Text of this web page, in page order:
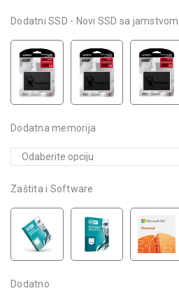
Dodatni SSD - Novi SSD sa
Dodatna memorija
Zaštita i Software
Dodatno